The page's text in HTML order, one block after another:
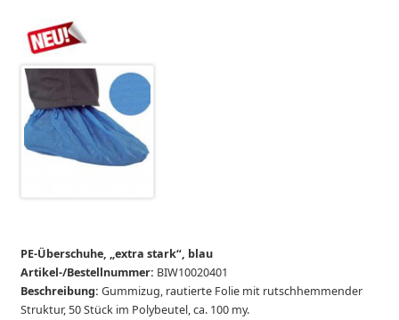
PE-Überschuhe, „extra stark“, blau
Artikel-/Bestellnummer: BIW10020401
Beschreibung: Gummizug, rautierte Folie mit rutschhemmender
Struktur, 50 Stück im Polybeutel, ca. 100 my.